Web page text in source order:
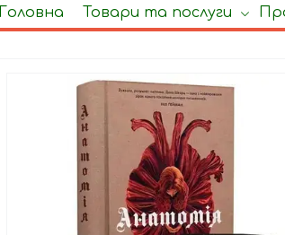
Головна Товари та послуги